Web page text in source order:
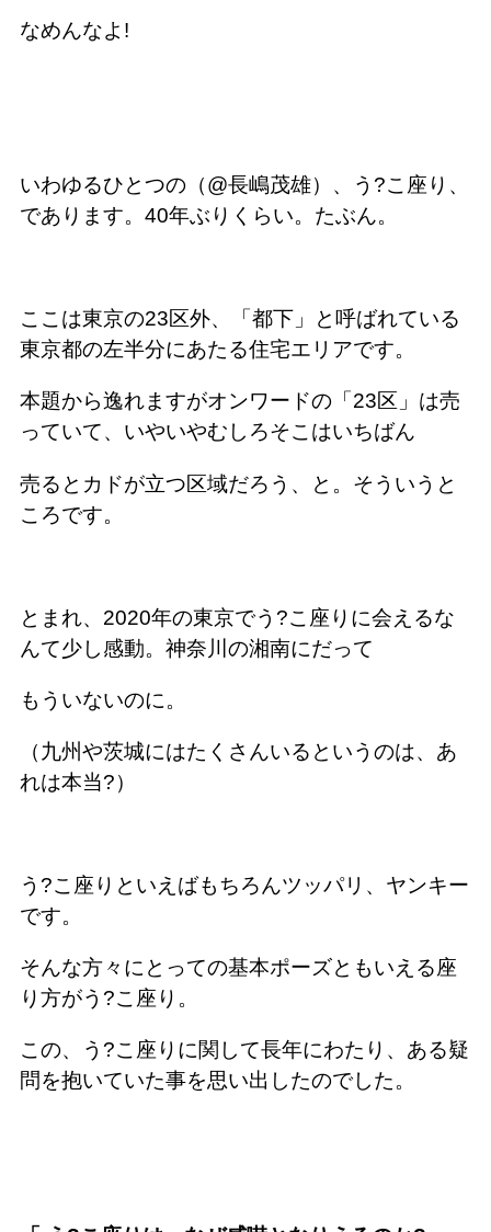
なめんなよ!
いわゆるひとつの（@長嶋茂雄）、う?こ座り、
であります。40年ぶりくらい。たぶん。
ここは東京の23区外、「都下」と呼ばれている
東京都の左半分にあたる住宅エリアです。
本題から逸れますがオンワードの「23区」は売
っていて、いやいやむしろそこはいちばん
売るとカドが立つ区域だろう、と。そういうと
ころです。
とまれ、2020年の東京でう?こ座りに会えるな
んて少し感動。神奈川の湘南にだって
もういないのに。
（九州や茨城にはたくさんいるというのは、あ
れは本当?）
う?こ座りといえばもちろんツッパリ、ヤンキー
です。
そんな方々にとっての基本ポーズともいえる座
り方がう?こ座り。
この、う?こ座りに関して長年にわたり、ある疑
問を抱いていた事を思い出したのでした。